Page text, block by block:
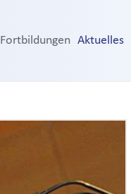
Fortbildungen Aktuelles